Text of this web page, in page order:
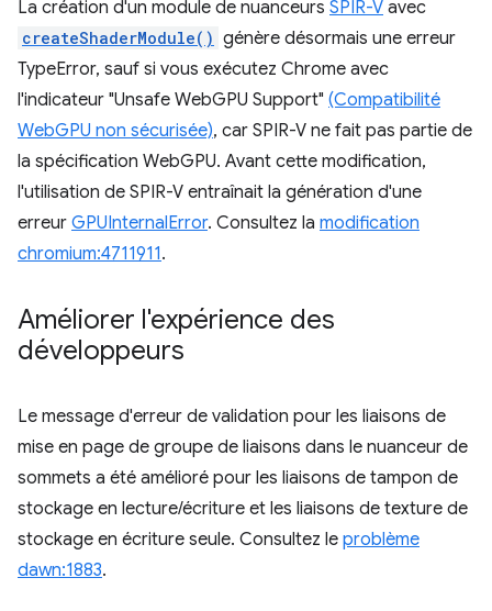
La création d'un module de nuanceurs SPIR-V avec
createShaderModule() génère désormais une erreur
TypeError, sauf si vous exécutez Chrome avec
l'indicateur "Unsafe WebGPU Support" (Compatibilité
WebGPU non sécurisée), car SPIR-V ne fait pas partie de
la spécification WebGPU. Avant cette modification,
l'utilisation de SPIR-V entraînait la génération d'une
erreur GPUInternalError. Consultez la modification
chromium:4711911.
Améliorer l'expérience des
développeurs
Le message d'erreur de validation pour les liaisons de
mise en page de groupe de liaisons dans le nuanceur de
sommets a été amélioré pour les liaisons de tampon de
stockage en lecture/écriture et les liaisons de texture de
stockage en écriture seule. Consultez le problème
dawn:1883.